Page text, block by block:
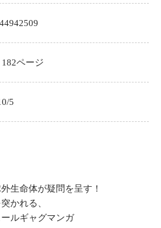
182ページ
5
生命体が疑問を呈す！
かれる、
ルギャグマンガ